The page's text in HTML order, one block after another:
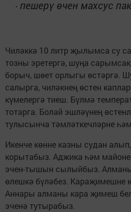
· пешерү өчен махсус
Чиләккә 10 литр җылымса су
тозны эретергә, шуңа
борыч, шөет орлыгы өстәргә.
салырга, чиләкнең өстен
күмелергә тиеш. Бүлмә
тотарга. Болай эшләүнең
тулысынча тәмләткечләрне
Икенче көнне казны судан
корытабыз. Аджика һәм
эчен-тышын сылыйбыз.
өлешкә бүләбез. Караҗимешне
Аннары алманы кара җимеш
эченә тутырабыз.